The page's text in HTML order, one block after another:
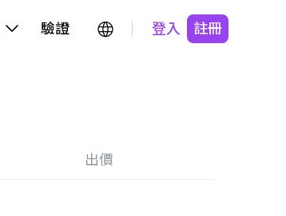
驗證 登入 註冊
出價